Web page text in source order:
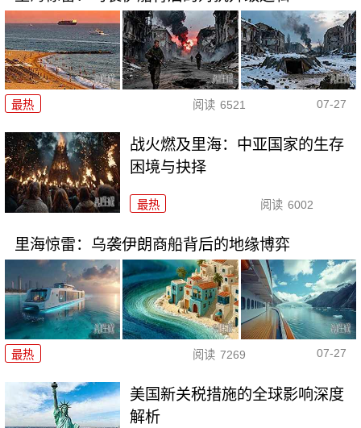
最热 阅读 6521 07-27
战火燃及里海：中亚国家的生存
困境与抉择
最热 阅读 6002
里海惊雷：乌袭伊朗商船背后的地缘博弈
最热 阅读 7269 07-27
美国新关税措施的全球影响深度
解析